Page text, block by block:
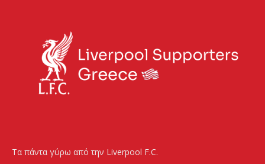
Τα πάντα γύρω από την Liverpool F.C.